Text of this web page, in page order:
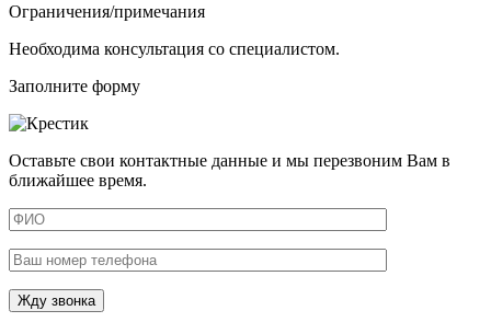
Ограничения/примечания
Необходима консультация со специалистом.
Заполните форму
Оставьте свои контактные данные и мы перезвоним Вам в
ближайшее время.